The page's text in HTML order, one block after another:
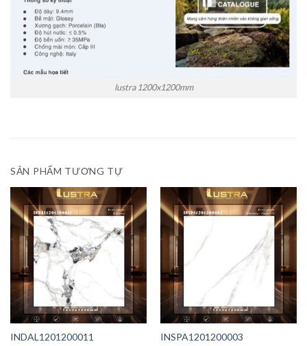
lustra 1200x1200mm
SẢN PHẨM TƯƠNG TỰ
INDAL1201200011 INSPA1201200003